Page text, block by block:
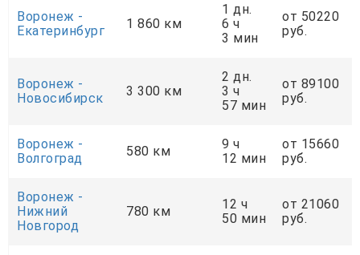
Воронеж -
Екатеринбург
1 860 км
1 дн.
6 ч
3 мин
от 50220
руб.
Воронеж -
Новосибирск
3 300 км
2 дн.
3 ч
57 мин
от 89100
руб.
Воронеж -
Волгоград
580 км
9 ч
12 мин
от 15660
руб.
Воронеж -
Нижний
Новгород
780 км
12 ч
50 мин
от 21060
руб.